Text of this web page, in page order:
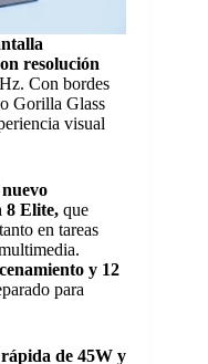
resolución
Con bordes
Gorilla Glass
visual
nuevo
8 Elite, que
en tareas
y 12
para
de 45W y